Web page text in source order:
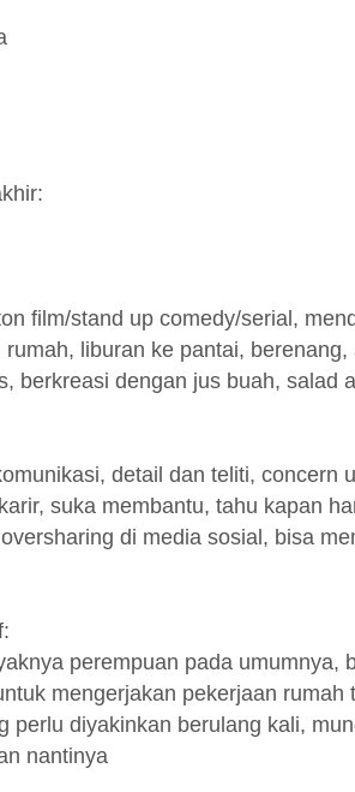
film/stand up comedy/serial,
rumah, liburan ke pantai,
berkreasi dengan jus buah, salad
detail dan teliti, concern
suka membantu, tahu kapan
di media sosial, bisa
perempuan pada umumnya,
mengerjakan pekerjaan rumah
perlu diyakinkan berulang kali,
nantinya